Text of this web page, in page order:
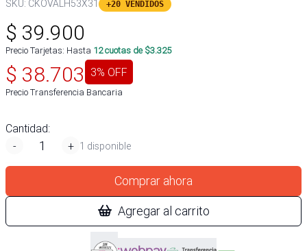
SKU: CKOVALH53X31 +20 VENDIDOS
$ 39.900
Precio Tarjetas: Hasta 12cuotas de $3.325
$ 38.703 3% OFF
Precio Transferencia Bancaria
Cantidad:
-
+ 1 disponible
Comprar ahora
Agregar al carrito